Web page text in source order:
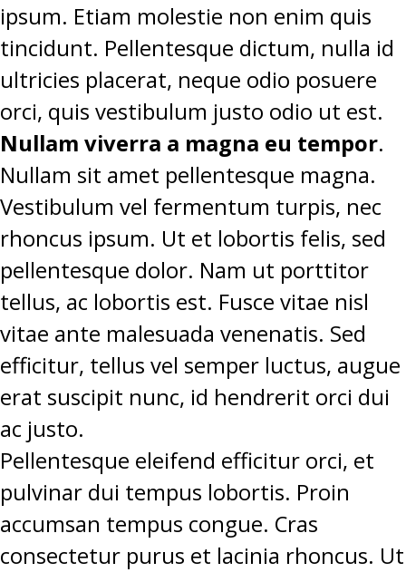
ipsum. Etiam molestie non enim quis
tincidunt. Pellentesque dictum, nulla id
ultricies placerat, neque odio posuere
orci, quis vestibulum justo odio ut est.
Nullam viverra a magna eu tempor.
Nullam sit amet pellentesque magna.
Vestibulum vel fermentum turpis, nec
rhoncus ipsum. Ut et lobortis felis, sed
pellentesque dolor. Nam ut porttitor
tellus, ac lobortis est. Fusce vitae nisl
vitae ante malesuada venenatis. Sed
efficitur, tellus vel semper luctus, augue
erat suscipit nunc, id hendrerit orci dui
ac justo.
Pellentesque eleifend efficitur orci, et
pulvinar dui tempus lobortis. Proin
accumsan tempus congue. Cras
consectetur purus et lacinia rhoncus. Ut